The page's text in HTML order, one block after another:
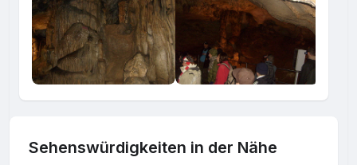
Sehenswürdigkeiten in der Nähe